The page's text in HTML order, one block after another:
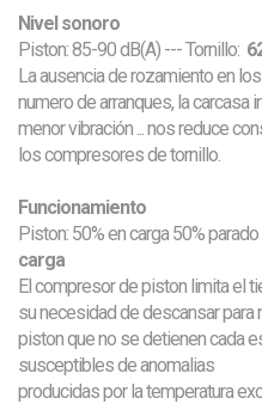
Nivel sonoro
Piston: 85-90 dB(A) --- Tornillo:
La ausencia de rozamiento en
numero de arranques, la carcasa
menor vibración ... nos reduce
los compresores de tornillo.
Funcionamiento
Piston: 50% en carga 50%
carga
El compresor de piston limita el
su necesidad de descansar para
piston que no se detienen cada
susceptibles de anomalias
producidas por la temperatura